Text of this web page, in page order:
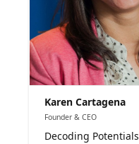
Karen Cartagena
Founder & CEO
Decoding Potentials